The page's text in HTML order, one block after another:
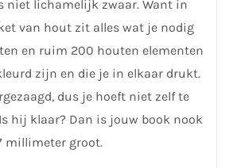
niet lichamelijk zwaar. Want in
van hout zit alles wat je nodig
en ruim 200 houten elementen
zijn en die je in elkaar drukt.
dus je hoeft niet zelf te
hij klaar? Dan is jouw book nook
millimeter groot.